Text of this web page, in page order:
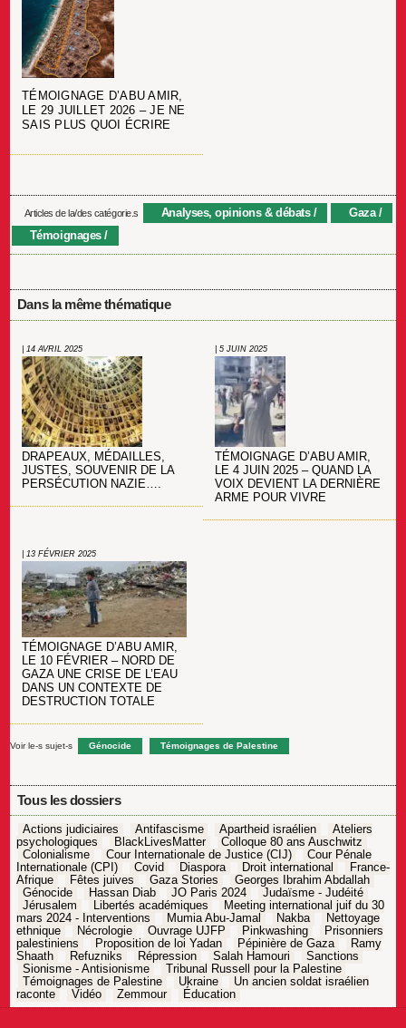
TÉMOIGNAGE D’ABU AMIR,
LE 29 JUILLET 2026 – JE NE
SAIS PLUS QUOI ÉCRIRE
Articles de la/des catégorie.s Analyses, opinions & débats
Gaza
Témoignages
Dans la même thématique
| 14 AVRIL 2025
DRAPEAUX, MÉDAILLES,
JUSTES, SOUVENIR DE LA
PERSÉCUTION NAZIE….
| 5 JUIN 2025
TÉMOIGNAGE D’ABU AMIR,
LE 4 JUIN 2025 – QUAND LA
VOIX DEVIENT LA DERNIÈRE
ARME POUR VIVRE
| 13 FÉVRIER 2025
TÉMOIGNAGE D’ABU AMIR,
LE 10 FÉVRIER – NORD DE
GAZA UNE CRISE DE L’EAU
DANS UN CONTEXTE DE
DESTRUCTION TOTALE
Voir le-s sujet-s Génocide Témoignages de Palestine
Tous les dossiers
Actions judiciaires Antifascisme Apartheid israélien
Ateliers
psychologiques
BlackLivesMatter
Colloque 80 ans Auschwitz
Colonialisme
Cour Internationale de Justice (CIJ)
Cour Pénale
Internationale (CPI)
Covid Diaspora Droit international
France-
Afrique
Fêtes juives Gaza Stories
Georges Ibrahim Abdallah
Génocide
Hassan Diab JO Paris 2024
Judaïsme - Judéité
Jérusalem
Libertés académiques
Meeting international juif du 30
mars 2024 - Interventions
Mumia Abu-Jamal Nakba
Nettoyage
ethnique
Nécrologie Ouvrage UJFP Pinkwashing
Prisonniers
palestiniens
Proposition de loi Yadan Pépinière de Gaza
Ramy
Shaath
Refuzniks Répression Salah Hamouri
Sanctions
Sionisme - Antisionisme
Tribunal Russell pour la Palestine
Témoignages de Palestine
Ukraine
Un ancien soldat israélien
raconte
Vidéo Zemmour Éducation
Navigation